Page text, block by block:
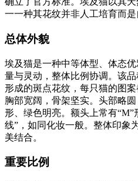
一一种其花纹并非人工培育而是
总体外貌
埃及猫是一种中等体型、体态
量与灵动，整体比例协调。该
形成的斑点花纹，每只猫的图
胸部宽阔，骨架坚实。头部略
形、绿色明亮。额头上常有
线”，如同化妆一般。整体印象
美结合。
重要比例